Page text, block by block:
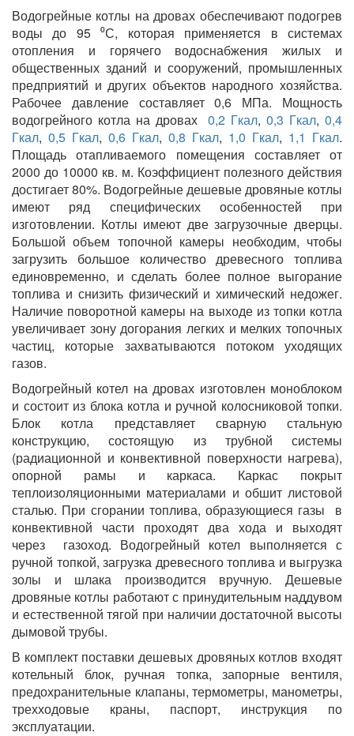
Водогрейные котлы на дровах обеспечивают подогрев
воды до 95 ⁰С, которая применяется в системах
отопления и горячего водоснабжения жилых и
общественных зданий и сооружений, промышленных
предприятий и других объектов народного хозяйства.
Рабочее давление составляет 0,6 МПа. Мощность
водогрейного котла на дровах0,2 Гкал,0,3 Гкал,0,4
Гкал, 0,5 Гкал, 0,6 Гкал, 0,8 Гкал, 1,0 Гкал, 1,1 Гкал.
Площадь отапливаемого помещения составляет от
2000 до 10000 кв. м. Коэффициент полезного действия
достигает 80%. Водогрейные дешевые дровяные котлы
имеют ряд специфических особенностей при
изготовлении. Котлы имеют две загрузочные дверцы.
Большой объем топочной камеры необходим, чтобы
загрузить большое количество древесного топлива
единовременно, и сделать более полное выгорание
топлива и снизить физический и химический недожег.
Наличие поворотной камеры на выходе из топки котла
увеличивает зону догорания легких и мелких топочных
частиц, которые захватываются потоком уходящих
газов.
Водогрейный котел на дровах изготовлен моноблоком
и состоит из блока котла и ручной колосниковой топки.
Блок котла представляет сварную стальную
конструкцию, состоящую из трубной системы
(радиационной и конвективной поверхности нагрева),
опорной рамы и каркаса. Каркас покрыт
теплоизоляционными материалами и обшит листовой
сталью. При сгорании топлива, образующиеся газы в
конвективной части проходят два хода и выходят
через газоход. Водогрейный котел выполняется с
ручной топкой, загрузка древесного топлива и выгрузка
золы и шлака производится вручную. Дешевые
дровяные котлы работают с принудительным наддувом
и естественной тягой при наличии достаточной высоты
дымовой трубы.
В комплект поставки дешевых дровяных котлов входят
котельный блок, ручная топка, запорные вентиля,
предохранительные клапаны, термометры, манометры,
трехходовые краны, паспорт, инструкция по
эксплуатации.